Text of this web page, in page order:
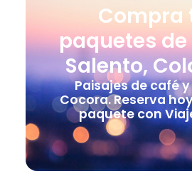
Compra
paquetes
Salento,
Paisajes de café
Cocora. Reserva
paquete con